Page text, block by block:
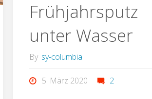
Frühjahrsputz
unter Wasser
By sy-columbia
5. März 2020 2